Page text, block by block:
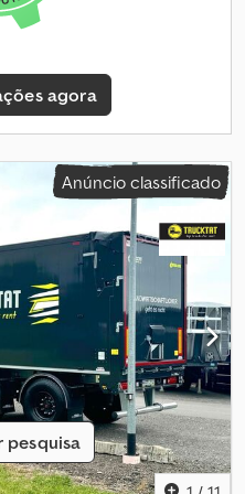
de alumínio; carga máxima por
60%; Perfil do pneu
Algoha Identificação
Para mais informações, por
agora
Anúncio classificado
pesquisa